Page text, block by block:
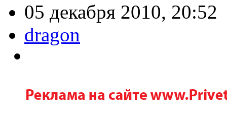
05 декабря 2010, 20:52
dragon